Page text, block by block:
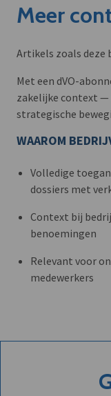
Meer
Artikels zoals deze
Met een dVO-
zakelijke context —
strategische
WAAROM
Volledige
dossiers met
Context bij
benoemingen
Relevant voor
medewerkers